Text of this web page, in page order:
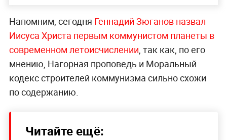
Напомним, сегодня Геннадий Зюганов назвал
Иисуса Христа первым коммунистом планеты в
современном летоисчислении, так как, по его
мнению, Нагорная проповедь и Моральный
кодекс строителей коммунизма сильно схожи
по содержанию.
Читайте ещё: